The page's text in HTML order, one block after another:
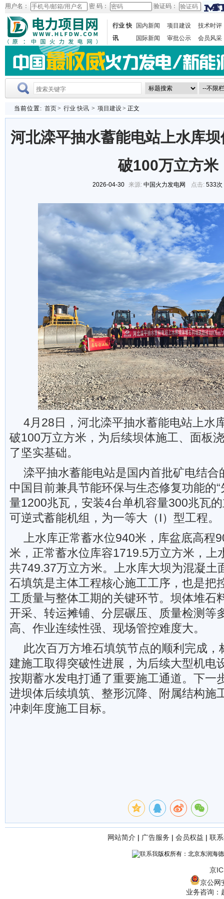
用户名： 密 码： 验证码：
行业 快
讯
国内新闻 项目建设
技术时评
国际新闻
审批公示 会员风采
当前位置: 首页> 行业 快讯 > 项目建设> 正文
河北滦平抽水蓄能电站上水库
破100万立方米
2026-04-30 来源: 中国火力发电网 点击: 533次
4月28日，河北滦平抽水蓄能电站上水
破100万立方米，为后续坝体施工、面板
了坚实基础。
滦平抽水蓄能电站是国内首批矿电结合
中国目前兼具节能环保与生态修复功能的
量1200兆瓦，安装4台单机容量300兆瓦
可逆式蓄能机组，为一等大（I）型工程。
上水库正常蓄水位940米，库盆底高程
米，正常蓄水位库容1719.5万立方米，上
共749.37万立方米。上水库大坝为混凝土
石填筑是主体工程核心施工工序，也是把
工质量与整体工期的关键环节。坝体堆石
开采、转运摊铺、分层碾压、质量检测等
高、作业连续性强、现场管控难度大。
此次百万方堆石填筑节点的顺利完成
建施工取得突破性进展，为后续大型机电
按期蓄水发电打通了重要施工通道。下一
进坝体后续填筑、整形沉降、附属结构施
冲刺年度施工目标。
网站简介 | 广告服务 | 会员权益 | 联
版权所有：北京东润海
京
京公网
业务咨询：